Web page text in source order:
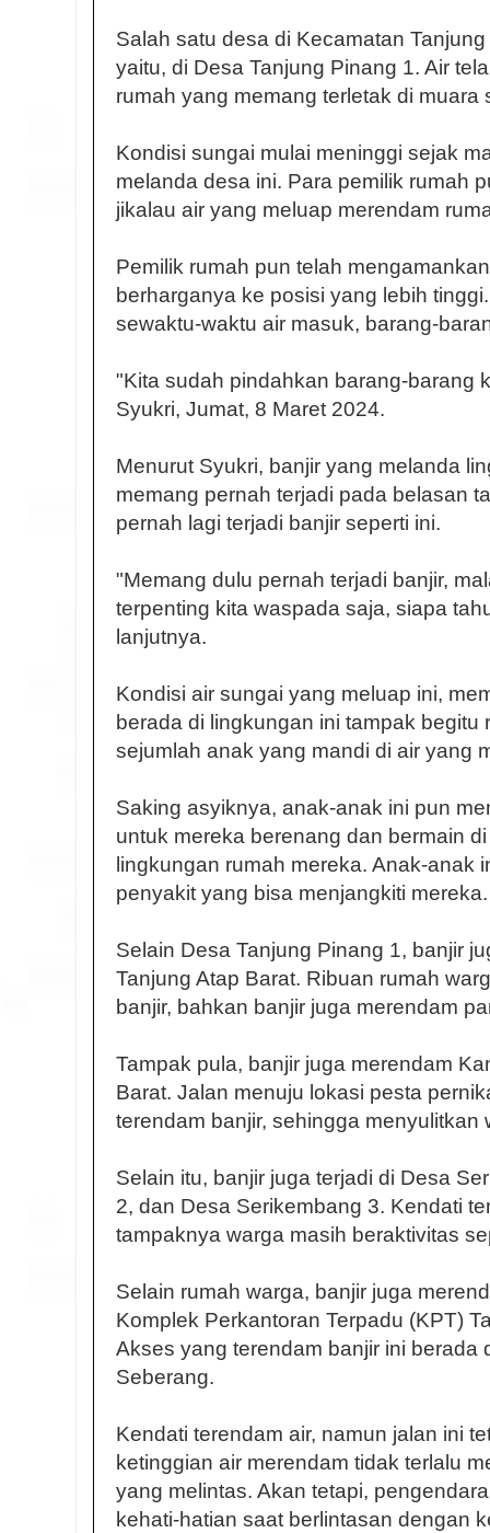
Salah satu desa di Kecamatan
yaitu, di Desa Tanjung Pinang 1. Air
rumah yang memang terletak di muara
Kondisi sungai mulai meninggi sejak
melanda desa ini. Para pemilik rumah
jikalau air yang meluap merendam
Pemilik rumah pun telah
berharganya ke posisi yang lebih
sewaktu-waktu air masuk, barang-
"Kita sudah pindahkan barang-barang
Syukri, Jumat, 8 Maret 2024.
Menurut Syukri, banjir yang melanda
memang pernah terjadi pada belasan
pernah lagi terjadi banjir seperti ini.
"Memang dulu pernah terjadi banjir,
terpenting kita waspada saja, siapa
lanjutnya.
Kondisi air sungai yang meluap ini,
berada di lingkungan ini tampak begitu
sejumlah anak yang mandi di air yang
Saking asyiknya, anak-anak ini pun
untuk mereka berenang dan bermain
lingkungan rumah mereka. Anak-anak
penyakit yang bisa menjangkiti mereka.
Selain Desa Tanjung Pinang 1, banjir
Tanjung Atap Barat. Ribuan rumah
banjir, bahkan banjir juga merendam
Tampak pula, banjir juga merendam
Barat. Jalan menuju lokasi pesta
terendam banjir, sehingga menyulitkan
Selain itu, banjir juga terjadi di Desa
2, dan Desa Serikembang 3. Kendati
tampaknya warga masih beraktivitas
Selain rumah warga, banjir juga
Komplek Perkantoran Terpadu (KPT)
Akses yang terendam banjir ini berada
Seberang.
Kendati terendam air, namun jalan ini
ketinggian air merendam tidak terlalu
yang melintas. Akan tetapi,
kehati-hatian saat berlintasan dengan